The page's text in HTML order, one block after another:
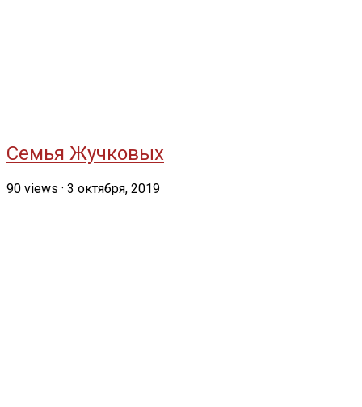
Семья Жучковых
90 views · 3 октября, 2019